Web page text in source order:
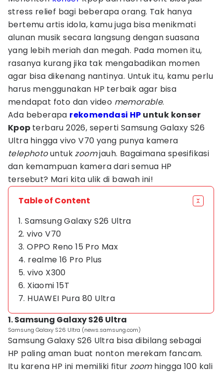
stress relief bagi beberapa orang. Tak hanya
bertemu artis idola, kamu juga bisa menikmati
alunan musik secara langsung dengan suasana
yang lebih meriah dan megah. Pada momen itu,
rasanya kurang jika tak mengabadikan momen
agar bisa dikenang nantinya. Untuk itu, kamu perlu
harus menggunakan HP terbaik agar bisa
mendapat foto dan video memorable.
Ada beberapa rekomendasi HP untuk konser
Kpop terbaru 2026, seperti Samsung Galaxy S26
Ultra hingga vivo V70 yang punya kamera
telephotountukzoomjauh. Bagaimana spesifikasi
dan kemampuan kamera dari semua HP
tersebut? Mari kita ulik di bawah ini!
Table of Content
1. Samsung Galaxy S26 Ultra
2. vivo V70
3. OPPO Reno 15 Pro Max
4. realme 16 Pro Plus
5. vivo X300
6. Xiaomi 15T
7. HUAWEI Pura 80 Ultra
1. Samsung Galaxy S26 Ultra
Samsung Galaxy S26 Ultra (news.samsung.com)
Samsung Galaxy S26 Ultra bisa dibilang sebagai
HP paling aman buat nonton merekam fancam.
Itu karena HP ini memiliki fiturzoom hingga 100 kali